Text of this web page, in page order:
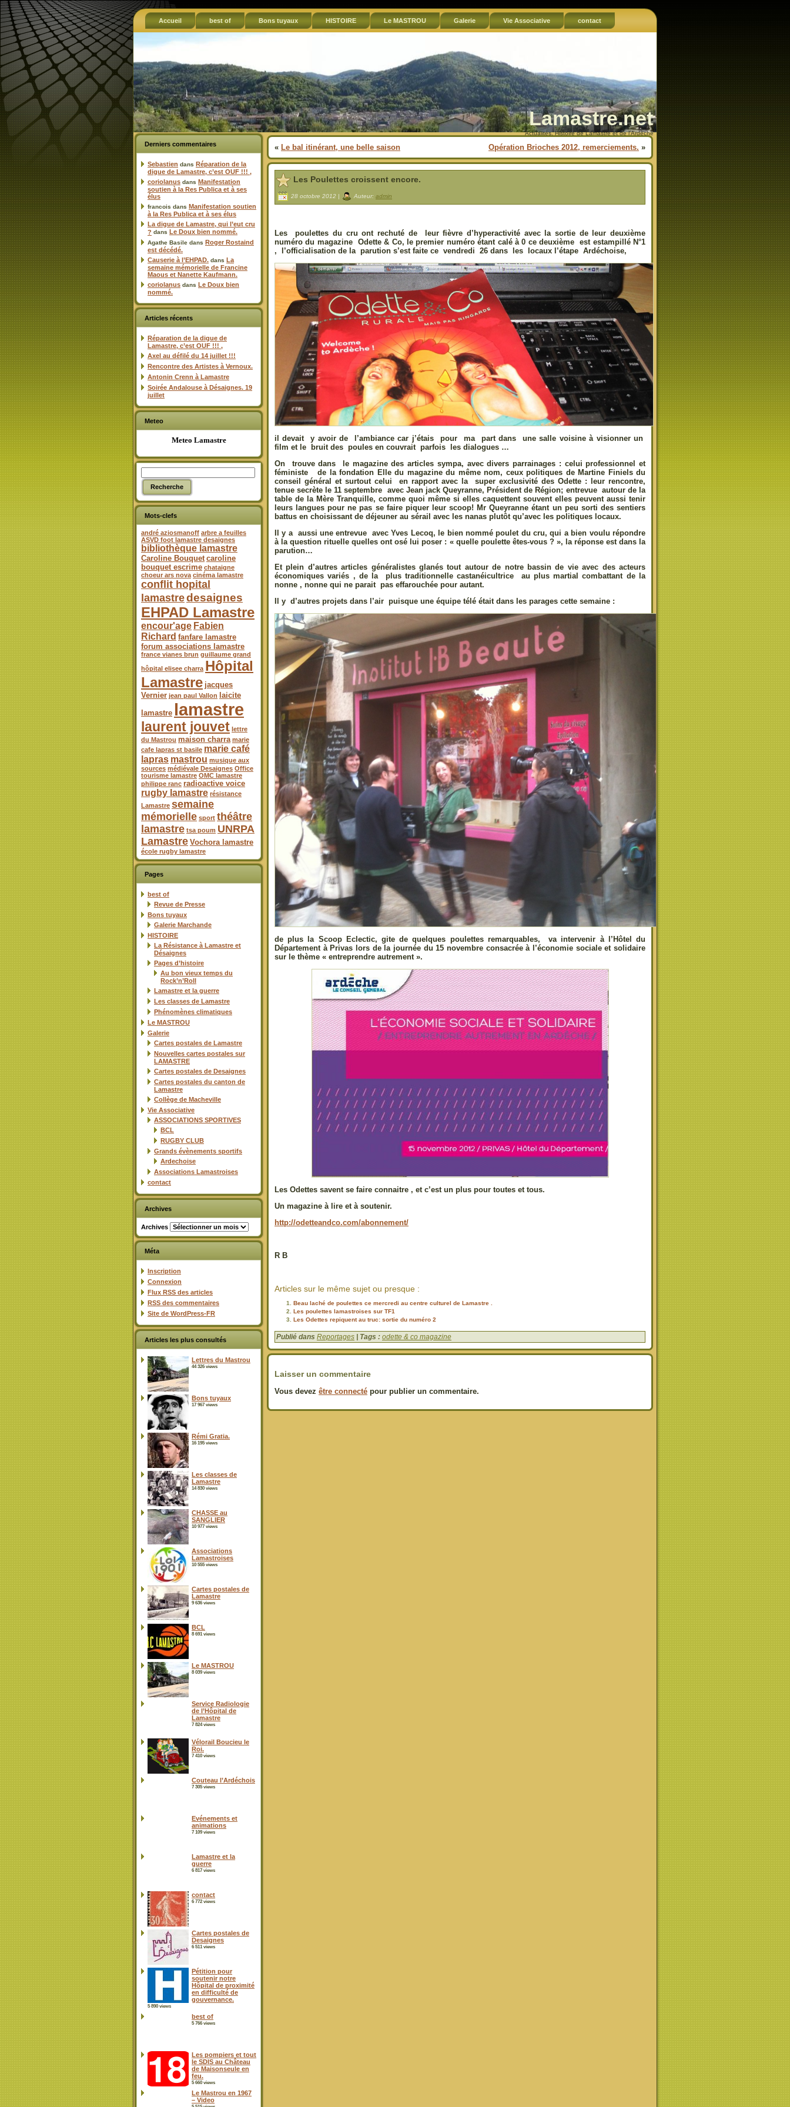
Accueil best of Bons tuyaux HISTOIRE Le MASTROU Galerie Vie Associative contact
Lamastre.net
Actualités, Histoire de Lamastre et de l'Ardèche
Derniers commentaires
Sebastien dans Réparation de la
digue de Lamastre, c’est OUF !!! ,
coriolanus dans Manifestation
soutien à la Res Publica et à ses
élus
francois dans Manifestation soutien
à la Res Publica et à ses élus
La digue de Lamastre, qui l’eut cru
? dans Le Doux bien nommé.
Agathe Basile dans Roger Rostaind
est décédé.
Causerie à l’EHPAD. dans La
semaine mémorielle de Francine
Maous et Nanette Kaufmann.
coriolanus dans Le Doux bien
nommé.
Articles récents
Réparation de la digue de
Lamastre, c’est OUF !!! ,
Axel au défilé du 14 juillet !!!
Rencontre des Artistes à Vernoux.
Antonin Crenn à Lamastre
Soirée Andalouse à Désaignes. 19
juillet
Meteo
Meteo Lamastre
Mots-clefs
andré aziosmanoff arbre a feuilles
ASVD foot lamastre desaignes
bibliothèque lamastre
Caroline Bouquet caroline
bouquet escrime chataigne
choeur ars nova cinéma lamastre
conflit hopital
lamastredesaignes
EHPAD Lamastre
encour'age Fabien
Richard fanfare lamastre
forum associations lamastre
france vianes brun guillaume grand
hôpital elisee charra Hôpital
Lamastre jacques
Vernier jean paul Vallon
laicite
lamastre lamastre
laurent jouvet lettre
du Mastrou maison charra marie
cafe lapras st basile marie café
lapras mastrou musique aux
sources médiévale Desaignes Office
tourisme lamastre OMC lamastre
philippe ranc radioactive voice
rugby lamastre résistance
Lamastre semaine
mémorielle sport théâtre
lamastre tsa poum UNRPA
Lamastre Vochora lamastre
école rugby lamastre
Pages
best of
Revue de Presse
Bons tuyaux
Galerie Marchande
HISTOIRE
La Résistance à Lamastre et
Désaignes
Pages d’histoire
Au bon vieux temps du
Rock’n’Roll
Lamastre et la guerre
Les classes de Lamastre
Phénomènes climatiques
Le MASTROU
Galerie
Cartes postales de Lamastre
Nouvelles cartes postales sur
LAMASTRE
Cartes postales de Desaignes
Cartes postales du canton de
Lamastre
Collège de Macheville
Vie Associative
ASSOCIATIONS SPORTIVES
BCL
RUGBY CLUB
Grands évènements sportifs
Ardechoise
Associations Lamastroises
contact
Archives
Archives
Méta
Inscription
Connexion
Flux RSS des articles
RSS des commentaires
Site de WordPress-FR
Articles les plus consultés
Lettres du Mastrou
44 326 views
Bons tuyaux
17 967 views
Rémi Gratia.
16 195 views
Les classes de
Lamastre
14 830 views
CHASSE au
SANGLIER
10 977 views
Associations
Lamastroises
10 555 views
Cartes postales de
Lamastre
9 636 views
BCL
8 691 views
Le MASTROU
8 039 views
Service Radiologie
de l’Hôpital de
Lamastre
7 824 views
Vélorail Boucieu le
Roi.
7 410 views
Couteau l’Ardéchois
7 305 views
Evénements et
animations
7 109 views
Lamastre et la
guerre
6 817 views
contact
6 772 views
Cartes postales de
Desaignes
6 511 views
Pétition pour
soutenir notre
Hôpital de proximité
en difficulté de
gouvernance.
5 890 views
best of
5 766 views
Les pompiers et tout
le SDIS au Château
de Maisonseule en
feu.
5 660 views
Le Mastrou en 1967
– Video
« Le bal itinérant, une belle saison Opération Brioches 2012, remerciements. »
Les Poulettes croissent encore.
28 octobre 2012 | Auteur: admin
Les poulettes du cru ont rechuté de leur fièvre d’hyperactivité avec la sortie de leur deuxième
numéro du magazine Odette & Co, le premier numéro étant calé à 0 ce deuxième est estampillé N°1
, l’officialisation de la parution s’est faite ce vendredi 26 dans les locaux l’étape Ardéchoise,
il devait y avoir de l’ambiance car j’étais pour ma part dans une salle voisine à visionner un
film et le bruit des poules en couvrait parfois les dialogues …
On trouve dans le magazine des articles sympa, avec divers parrainages : celui professionnel et
féministe de la fondation Elle du magazine du même nom, ceux politiques de Martine Finiels du
conseil général et surtout celui en rapport avec la super exclusivité des Odette : leur rencontre,
tenue secrète le 11 septembre avec Jean jack Queyranne, Président de Région; entrevue autour de la
table de la Mère Tranquille, comme quoi même si elles caquettent souvent elles peuvent aussi tenir
leurs langues pour ne pas se faire piquer leur scoop! Mr Queyranne étant un peu sorti des sentiers
battus en choisissant de déjeuner au sérail avec les nanas plutôt qu’avec les politiques locaux.
Il y a aussi une entrevue avec Yves Lecoq, le bien nommé poulet du cru, qui a bien voulu répondre
à la question rituelle quelles ont osé lui poser : « quelle poulette êtes-vous ? », la réponse est dans la
parution…
Et plein d’autres articles généralistes glanés tout autour de notre bassin de vie avec des acteurs
économiques variés , de la plus traditionnelle castanéicultrice au plus martial combattant de la
nonne , nonne qui ne parait pas effarouchée pour autant.
Il y d’autres projets dans l’air puisque une équipe télé était dans les parages cette semaine :
de plus la Scoop Eclectic, gite de quelques poulettes remarquables, va intervenir à l’Hôtel du
Département à Privas lors de la journée du 15 novembre consacrée à l’économie sociale et solidaire
sur le thème « entreprendre autrement ».
Les Odettes savent se faire connaitre , et c’est un plus pour toutes et tous.
Un magazine à lire et à soutenir.
http://odetteandco.com/abonnement/
R B
Articles sur le même sujet ou presque :
Beau laché de poulettes ce mercredi au centre culturel de Lamastre .
Les poulettes lamastroises sur TF1
Les Odettes repiquent au truc: sortie du numéro 2
Publié dans Reportages | Tags : odette & co magazine
Laisser un commentaire
Vous devez être connecté pour publier un commentaire.